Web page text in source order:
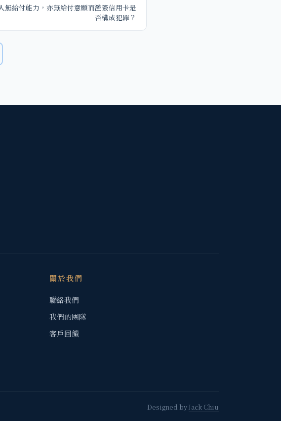
無給付能力，亦無給付意願而濫簽信用卡是
否構成犯罪？
關於我們
聯絡我們
我們的團隊
客戶回饋
Designed byJack Chiu